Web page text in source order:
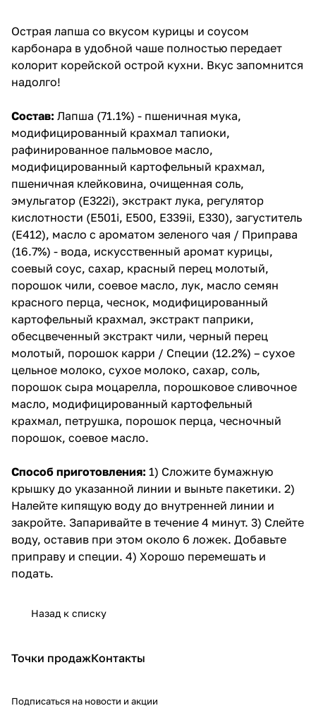
Острая лапша со вкусом курицы и соусом
карбонара в удобной чаше полностью передает
колорит корейской острой кухни. Вкус запомнится
надолго!
Состав: Лапша (71.1%) - пшеничная мука,
модифицированный крахмал тапиоки,
рафинированное пальмовое масло,
модифицированный картофельный крахмал,
пшеничная клейковина, очищенная соль,
эмульгатор (E322i), экстракт лука, регулятор
кислотности (Е501i, Е500, Е339ii, E330), загуститель
(Е412), масло с ароматом зеленого чая / Приправа
(16.7%) - вода, искусственный аромат курицы,
соевый соус, сахар, красный перец молотый,
порошок чили, соевое масло, лук, масло семян
красного перца, чеснок, модифицированный
картофельный крахмал, экстракт паприки,
обесцвеченный экстракт чили, черный перец
молотый, порошок карри / Специи (12.2%) – сухое
цельное молоко, сухое молоко, сахар, соль,
порошок сыра моцарелла, порошковое сливочное
масло, модифицированный картофельный
крахмал, петрушка, порошок перца, чесночный
порошок, соевое масло.
Способ приготовления: 1) Сложите бумажную
крышку до указанной линии и выньте пакетики. 2)
Налейте кипящую воду до внутренней линии и
закройте. Запаривайте в течение 4 минут. 3) Слейте
воду, оставив при этом около 6 ложек. Добавьте
приправу и специи. 4) Хорошо перемешать и
подать.
Назад к списку
Точки продажКонтакты
Подписаться на новости и акции